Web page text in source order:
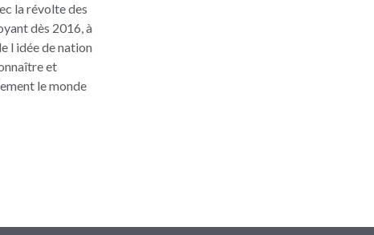
la révolte des
dès 2016, à
l idée de nation
et
le monde